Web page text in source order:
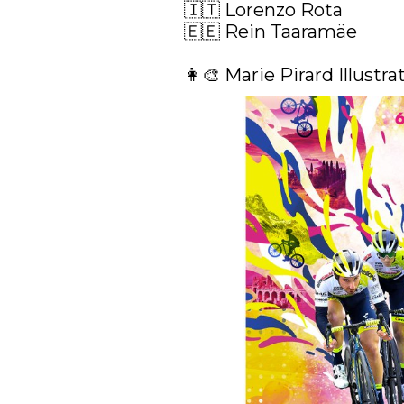
🇮🇹 Lorenzo Rota
🇪🇪 Rein Taaramäe
👩‍🎨 Marie Pirard